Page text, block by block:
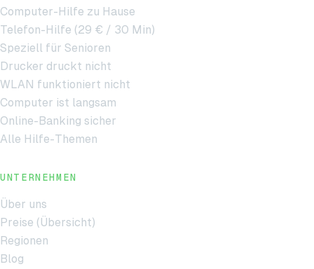
Computer-Hilfe zu Hause
Telefon-Hilfe (29 € / 30 Min)
Speziell für Senioren
Drucker druckt nicht
WLAN funktioniert nicht
Computer ist langsam
Online-Banking sicher
Alle Hilfe-Themen
UNTERNEHMEN
Über uns
Preise (Übersicht)
Regionen
Blog